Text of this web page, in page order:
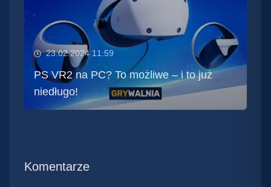
23.02.2024 11:59
PS VR2 na PC? To możliwe – i to już
niedługo!
Komentarze